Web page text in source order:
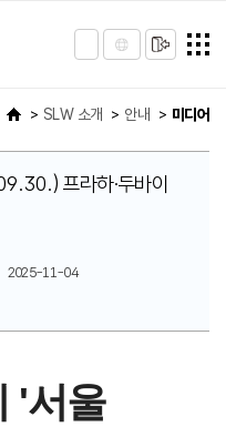
SLW 소개 안내 미디어
프라하·두바이
2025-11-04
'서울